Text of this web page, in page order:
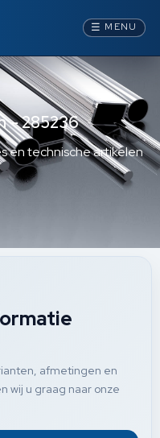
☰ MENU
– 285236
en technische artikelen
afmetingen en
wij u graag naar onze